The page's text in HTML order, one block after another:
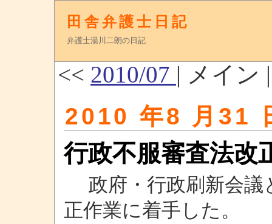
田舎弁護士日記
弁護士湯川二朗の日記
<< 2010/07 | メイン
2010 年8 月31
行政不服審査法改
政府・行政刷新会議
正作業に着手した。